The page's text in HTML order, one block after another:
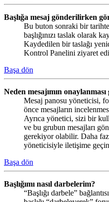
Başlığa mesaj gönderilirken
Bu buton sonraki bir
başlığınızı taslak olarak
Kaydedilen bir taslağı
Kontrol Panelini ziyaret
Başa dön
Neden mesajımın
Mesaj panosu yöneticisi,
önce mesajların
Ayrıca yönetici, sizi bir
ve bu grubun mesajları
gerekiyor olabilir. Daha
yöneticisiyle iletişime
Başa dön
Başlığımı nasıl darbelerim?
“Başlığı darbele”